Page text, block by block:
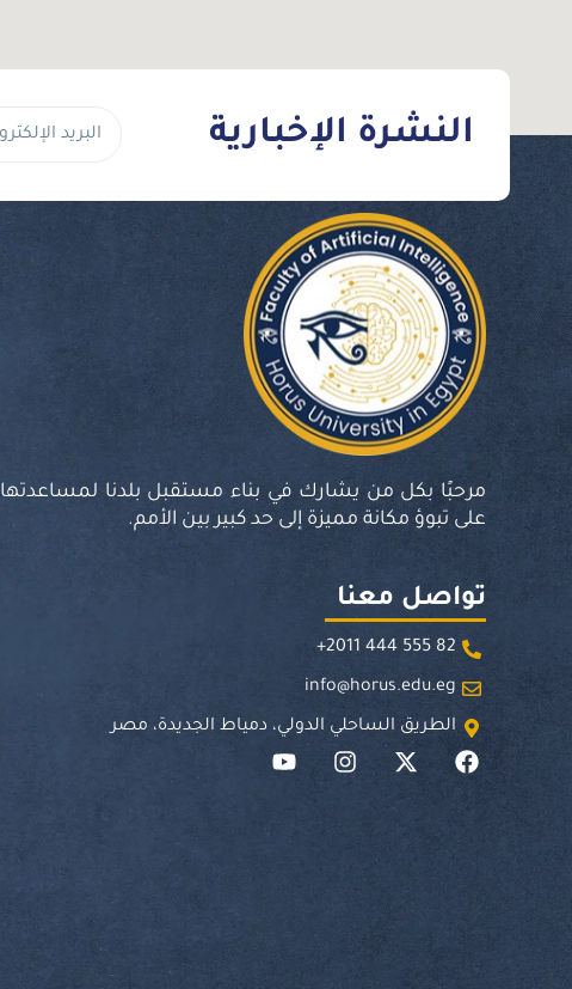
النشرة الإخبارية
مرحبًا بكل من يشارك في بناء مستقبل بلدنا لمساعدتها
على تبوؤ مكانة مميزة إلى حد كبير بين الأمم.
تواصل معنا
82 555 444 2011+
info@horus.edu.eg
الطريق الساحلي الدولي، دمياط الجديدة، مصر